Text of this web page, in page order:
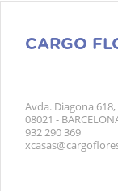
CARGO
Avda. Diagona 618,
08021 -
932 290 369